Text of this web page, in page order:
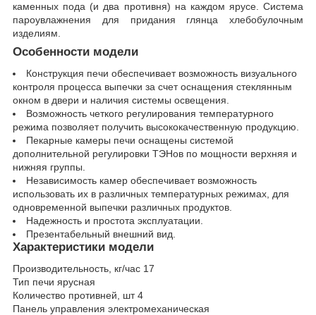
каменных пода (и два противня) на каждом ярусе. Система
пароувлажнения для придания глянца хлебобулочным
изделиям.
Особенности модели
Конструкция печи обеспечивает возможность визуального
контроля процесса выпечки за счет оснащения стеклянным
окном в двери и наличия системы освещения.
Возможность четкого регулирования температурного
режима позволяет получить высококачественную продукцию.
Пекарные камеры печи оснащены системой
дополнительной регулировки ТЭНов по мощности верхняя и
нижняя группы.
Независимость камер обеспечивает возможность
использовать их в различных температурных режимах, для
одновременной выпечки различных продуктов.
Надежность и простота эксплуатации.
Презентабельный внешний вид.
Характеристики модели
Производительность, кг/час 17
Тип печи ярусная
Количество противней, шт 4
Панель управления электромеханическая